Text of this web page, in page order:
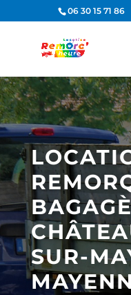
06 30 15 71 86
SUR-